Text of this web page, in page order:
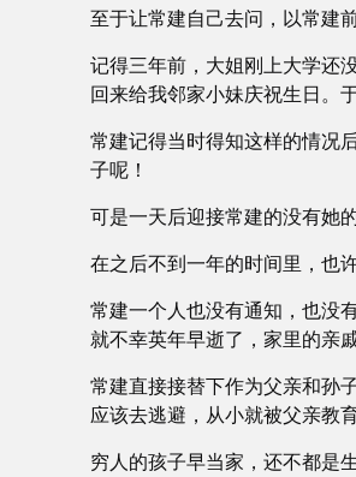
至于让常建自己去问，以常建
记得三年前，大姐刚上大学还
回来给我邻家小妹庆祝生日。
常建记得当时得知这样的情况
子呢！
可是一天后迎接常建的没有她
在之后不到一年的时间里，也
常建一个人也没有通知，也没
就不幸英年早逝了，家里的亲
常建直接接替下作为父亲和孙
应该去逃避，从小就被父亲教
穷人的孩子早当家，还不都是